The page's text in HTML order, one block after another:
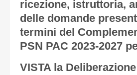
ricezione, istruttoria,
delle domande
termini del
PSN PAC 2023-2027
VISTA la